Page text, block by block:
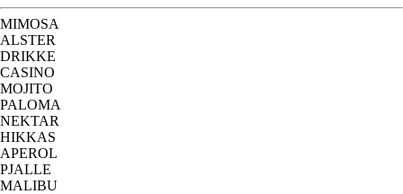
MIMOSA
ALSTER
DRIKKE
CASINO
MOJITO
PALOMA
NEKTAR
HIKKAS
APEROL
PJALLE
MALIBU